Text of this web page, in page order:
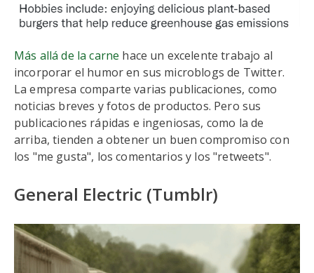
Más allá de la carne hace un excelente trabajo al
incorporar el humor en sus microblogs de Twitter.
La empresa comparte varias publicaciones, como
noticias breves y fotos de productos. Pero sus
publicaciones rápidas e ingeniosas, como la de
arriba, tienden a obtener un buen compromiso con
los "me gusta", los comentarios y los "retweets".
General Electric (Tumblr)